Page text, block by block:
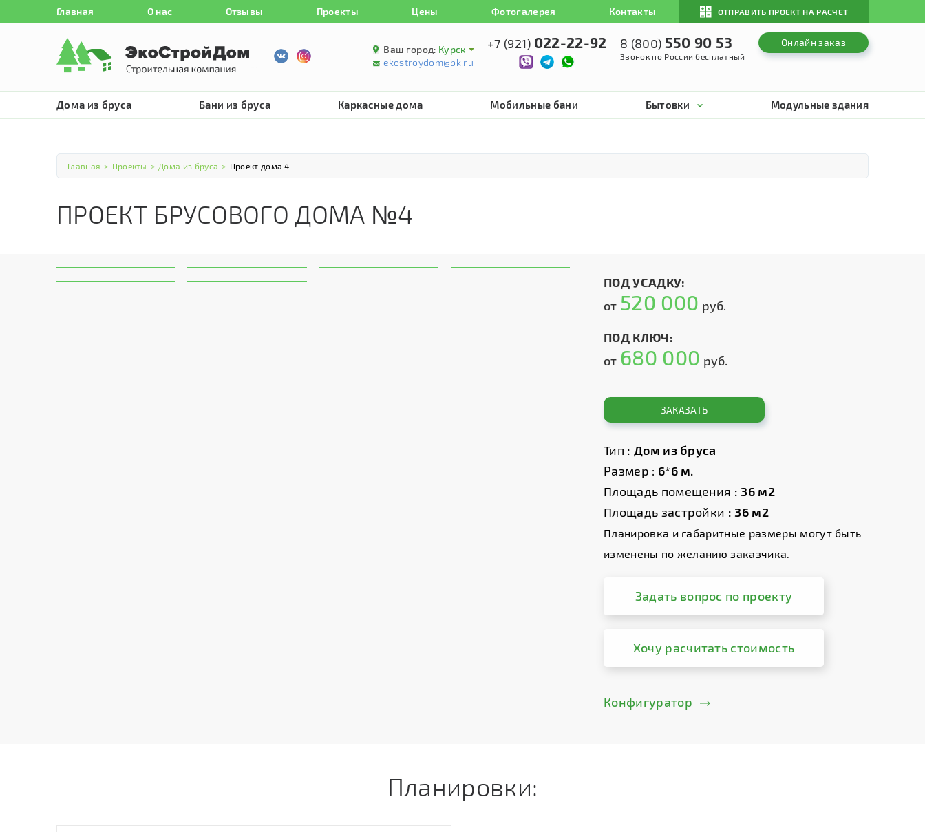
Главная О нас Отзывы Проекты Цены Фотогалерея Контакты ОТПРАВИТЬ ПРОЕКТ НА РАСЧЕТ
Ваш город: Курск
ekostroydom@bk.ru
+7 (921) 022-22-92 8 (800) 550 90 53
Звонок по России бесплатный
Онлайн заказ
Дома из бруса Бани из бруса Каркасные дома Мобильные бани Бытовки Модульные здания
Главная > Проекты > Дома из бруса > Проект дома 4
ПРОЕКТ БРУСОВОГО ДОМА №4
ПОД УСАДКУ:
от 520 000 руб.
ПОД КЛЮЧ:
от 680 000 руб.
ЗАКАЗАТЬ
Тип : Дом из бруса
Размер : 6*6 м.
Площадь помещения : 36 м2
Площадь застройки : 36 м2
Планировка и габаритные размеры могут быть
изменены по желанию заказчика.
Задать вопрос по проекту
Хочу расчитать стоимость
Конфигуратор
Планировки: